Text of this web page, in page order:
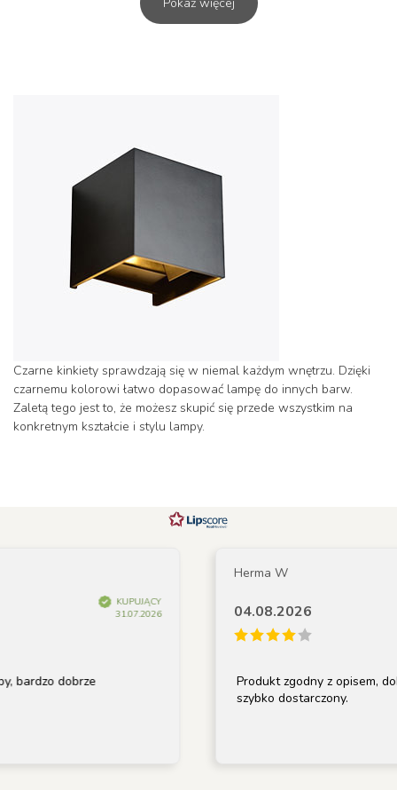
Czarne kinkiety sprawdzają się w niemal każdym wnętrzu. Dzięki
czarnemu kolorowi łatwo dopasować lampę do innych barw.
Zaletą tego jest to, że możesz skupić się przede wszystkim na
konkretnym kształcie i stylu lampy.
KUPUJĄCY
31.07.2026
dobrze
Herma W
04.08.2026
Produkt zgodny z opisem, dobrze
szybko dostarczony.